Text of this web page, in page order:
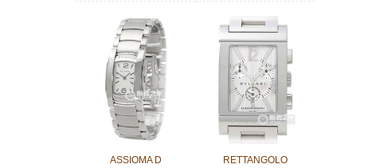
ASSIOMA D RETTANGOLO